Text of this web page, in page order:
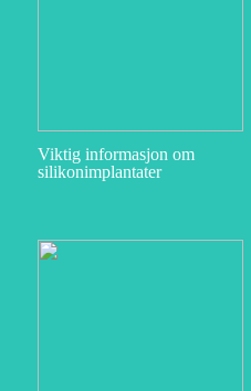
Viktig informasjon om
silikonimplantater